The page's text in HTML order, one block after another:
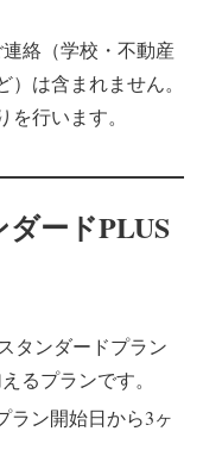
絡（学校・不動産
は含まれません。
行います。
ードPLUS
タンダードプラン
るプランです。
ラン開始日から3ヶ